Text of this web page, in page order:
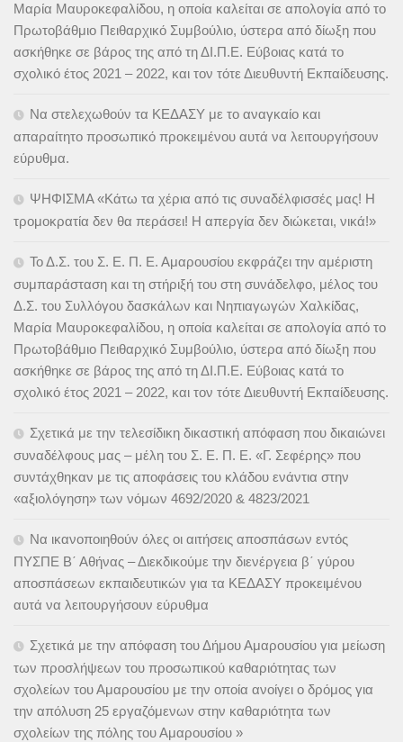
Μαρία Μαυροκεφαλίδου, η οποία καλείται σε απολογία από το
Πρωτοβάθμιο Πειθαρχικό Συμβούλιο, ύστερα από δίωξη που
ασκήθηκε σε βάρος της από τη ΔΙ.Π.Ε. Εύβοιας κατά το
σχολικό έτος 2021 – 2022, και τον τότε Διευθυντή Εκπαίδευσης.
Να στελεχωθούν τα ΚΕΔΑΣΥ με το αναγκαίο και
απαραίτητο προσωπικό προκειμένου αυτά να λειτουργήσουν
εύρυθμα.
ΨΗΦΙΣΜΑ «Κάτω τα χέρια από τις συναδέλφισσές μας! Η
τρομοκρατία δεν θα περάσει! Η απεργία δεν διώκεται, νικά!»
Το Δ.Σ. του Σ. Ε. Π. Ε. Αμαρουσίου εκφράζει την αμέριστη
συμπαράσταση και τη στήριξή του στη συνάδελφο, μέλος του
Δ.Σ. του Συλλόγου δασκάλων και Νηπιαγωγών Χαλκίδας,
Μαρία Μαυροκεφαλίδου, η οποία καλείται σε απολογία από το
Πρωτοβάθμιο Πειθαρχικό Συμβούλιο, ύστερα από δίωξη που
ασκήθηκε σε βάρος της από τη ΔΙ.Π.Ε. Εύβοιας κατά το
σχολικό έτος 2021 – 2022, και τον τότε Διευθυντή Εκπαίδευσης.
Σχετικά με την τελεσίδικη δικαστική απόφαση που δικαιώνει
συναδέλφους μας – μέλη του Σ. Ε. Π. Ε. «Γ. Σεφέρης» που
συντάχθηκαν με τις αποφάσεις του κλάδου ενάντια στην
«αξιολόγηση» των νόμων 4692/2020 & 4823/2021
Να ικανοποιηθούν όλες οι αιτήσεις αποσπάσων εντός
ΠΥΣΠΕ Β΄ Αθήνας – Διεκδικούμε την διενέργεια β΄ γύρου
αποσπάσεων εκπαιδευτικών για τα ΚΕΔΑΣΥ προκειμένου
αυτά να λειτουργήσουν εύρυθμα
Σχετικά με την απόφαση του Δήμου Αμαρουσίου για μείωση
των προσλήψεων του προσωπικού καθαριότητας των
σχολείων του Αμαρουσίου με την οποία ανοίγει ο δρόμος για
την απόλυση 25 εργαζόμενων στην καθαριότητα των
σχολείων της πόλης του Αμαρουσίου »